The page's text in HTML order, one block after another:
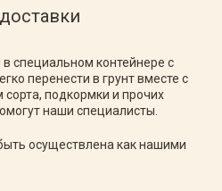
специальном контейнере с
перенести в грунт вместе с
подкормки и прочих
наши специалисты.
осуществлена как нашими